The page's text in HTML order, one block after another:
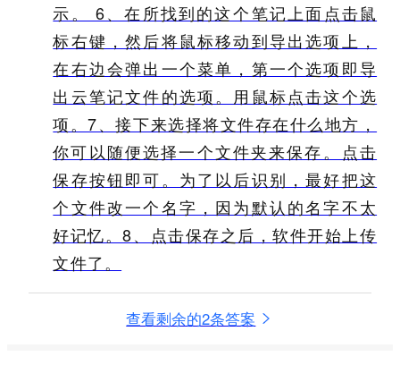
示。 6、在所找到的这个​笔记上面点击鼠
标右键，然后将鼠标移动到导出选项上，
在右边会弹出一个菜单，第一个选项即导
出云笔记文件的选项。用鼠标点击这个选
项。 ​7、接下来选择将文件存在什么地方，
你可以随便选择一个文件夹来保存。​点击
保存按钮即可。为了以后识别，最好把这
个文件改一个名字，因为默认的名字不太
好记忆。 ​8、点击保存之后，软件开始上传
文件了。
查看剩余的2条答案